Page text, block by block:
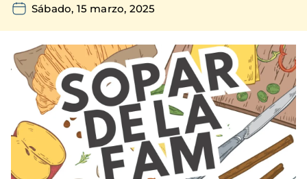
Sábado, 15 marzo, 2025